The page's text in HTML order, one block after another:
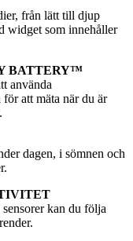
från lätt till djup
widget som innehåller
BATTERY™
använda
att mäta när du är
dagen, i sömnen och
kan du följa